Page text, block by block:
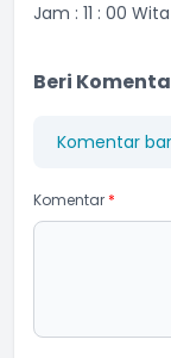
Jam : 11 : 00
Beri
Komentar
Komentar *